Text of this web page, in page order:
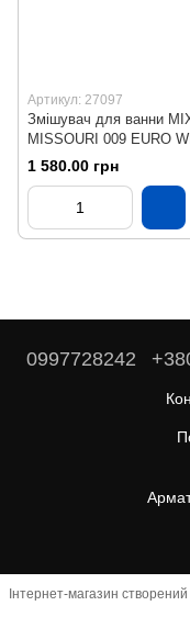
Артикул: 27097
Змішувач для ванни
MISSOURI 009 EURO
1 580.00 грн
0997728242
Інтернет-магазин